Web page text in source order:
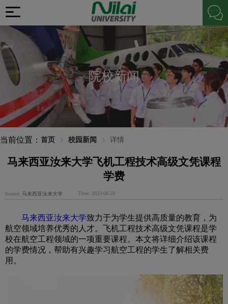
院校新闻
当前位置： 首页 校园新闻 详情
马来西亚汝来大学飞机工程技术高级文凭课程
学费
Source: 马来西亚汝来大学 Time: 2023-08-28
马来西亚汝来大学致力于为学生提供高质量的教育，为
航空领域培养优秀的人才。飞机工程技术高级文凭课程是学
校在航空工程领域的一项重要课程。本文将详细介绍该课程
的学费情况，帮助有兴趣学习航空工程的学生了解相关费
用。